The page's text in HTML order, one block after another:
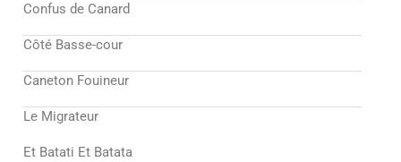
Confus de Canard
Côté Basse-cour
Caneton Fouineur
Le Migrateur
Et Batati Et Batata